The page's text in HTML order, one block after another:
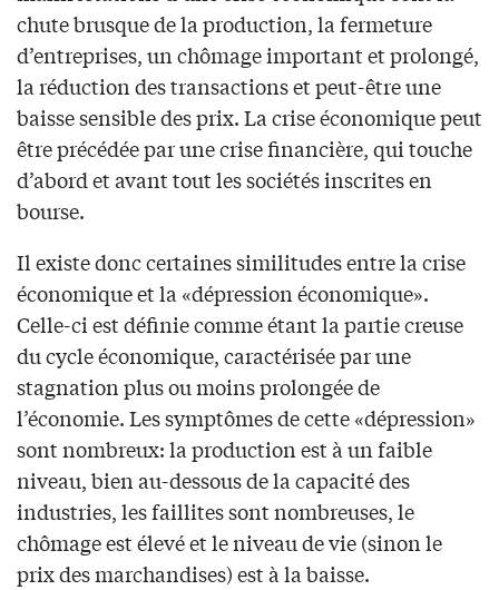
chute brusque de la production, la fermeture
d’entreprises, un chômage important et prolongé,
la réduction des transactions et peut-être une
baisse sensible des prix. La crise économique peut
être précédée par une crise financière, qui touche
d’abord et avant tout les sociétés inscrites en
bourse.
Il existe donc certaines similitudes entre la crise
économique et la «dépression économique».
Celle-ci est définie comme étant la partie creuse
du cycle économique, caractérisée par une
stagnation plus ou moins prolongée de
l’économie. Les symptômes de cette «dépression»
sont nombreux: la production est à un faible
niveau, bien au-dessous de la capacité des
industries, les faillites sont nombreuses, le
chômage est élevé et le niveau de vie (sinon le
prix des marchandises) est à la baisse.